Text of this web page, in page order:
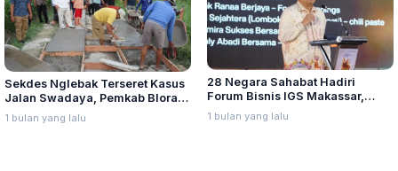
Sekdes Nglebak Terseret Kasus
Jalan Swadaya, Pemkab Blora
Sebut Pendampingan Hukum
Bukan Kewenangannya
1 bulan yang lalu
28 Negara Sahabat Hadiri
Forum Bisnis IGS Makassar,
Munafri Tawarkan Investasi
Stadion Untia
1 bulan yang lalu